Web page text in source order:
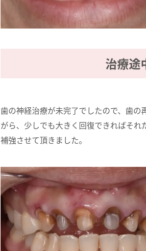
治療
歯の神経治療が未完了でしたので、歯
がら、少しでも大きく回復できればそ
補強させて頂きました。